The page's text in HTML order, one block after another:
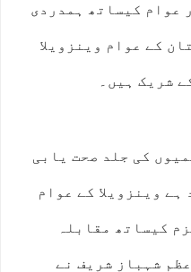
عوام کیساتھ ہمدردی
کے عوام وینزویلا
شریک ہیں۔
کی جلد صحت یابی
وینزویلا کے عوام
کیساتھ مقابلہ
شہباز شریف نے